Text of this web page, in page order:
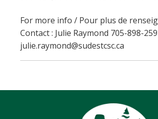
For more info / Pour plus de
Contact : Julie Raymond 705-898-
julie.raymond@sudestcsc.ca